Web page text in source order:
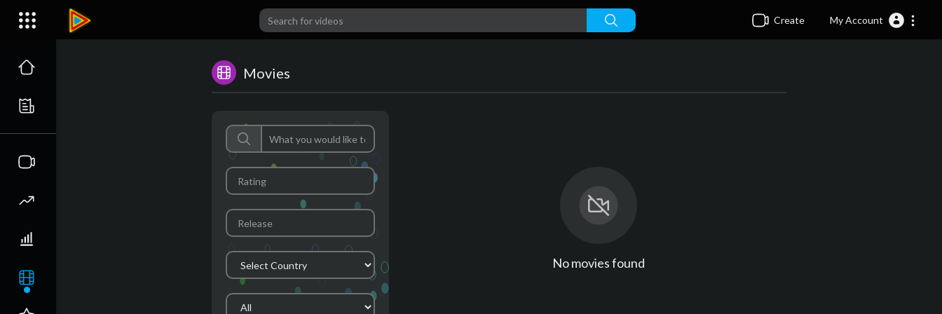
Create My Account
Movies
No movies found